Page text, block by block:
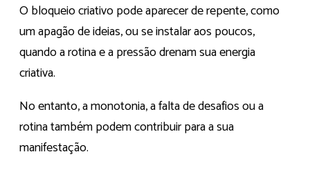
O bloqueio criativo pode aparecer de repente, como
um apagão de ideias, ou se instalar aos poucos,
quando a rotina e a pressão drenam sua energia
criativa.
No entanto, a monotonia, a falta de desafios ou a
rotina também podem contribuir para a sua
manifestação.